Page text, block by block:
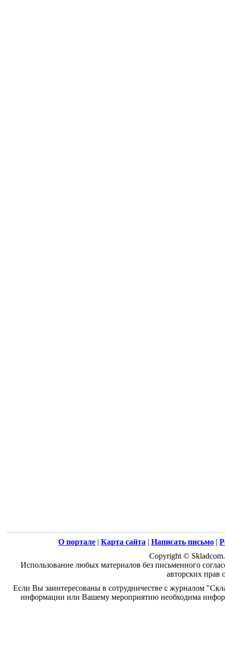
О портале | Карта сайта | Написать письмо |
Copyright ©
Использование любых материалов без письменного
авторских прав
Если Вы заинтересованы в сотрудничестве с журналом
информации или Вашему мероприятию необходима